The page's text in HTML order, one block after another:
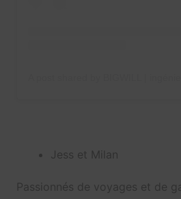
Jess et Milan
Passionnés de voyages et de